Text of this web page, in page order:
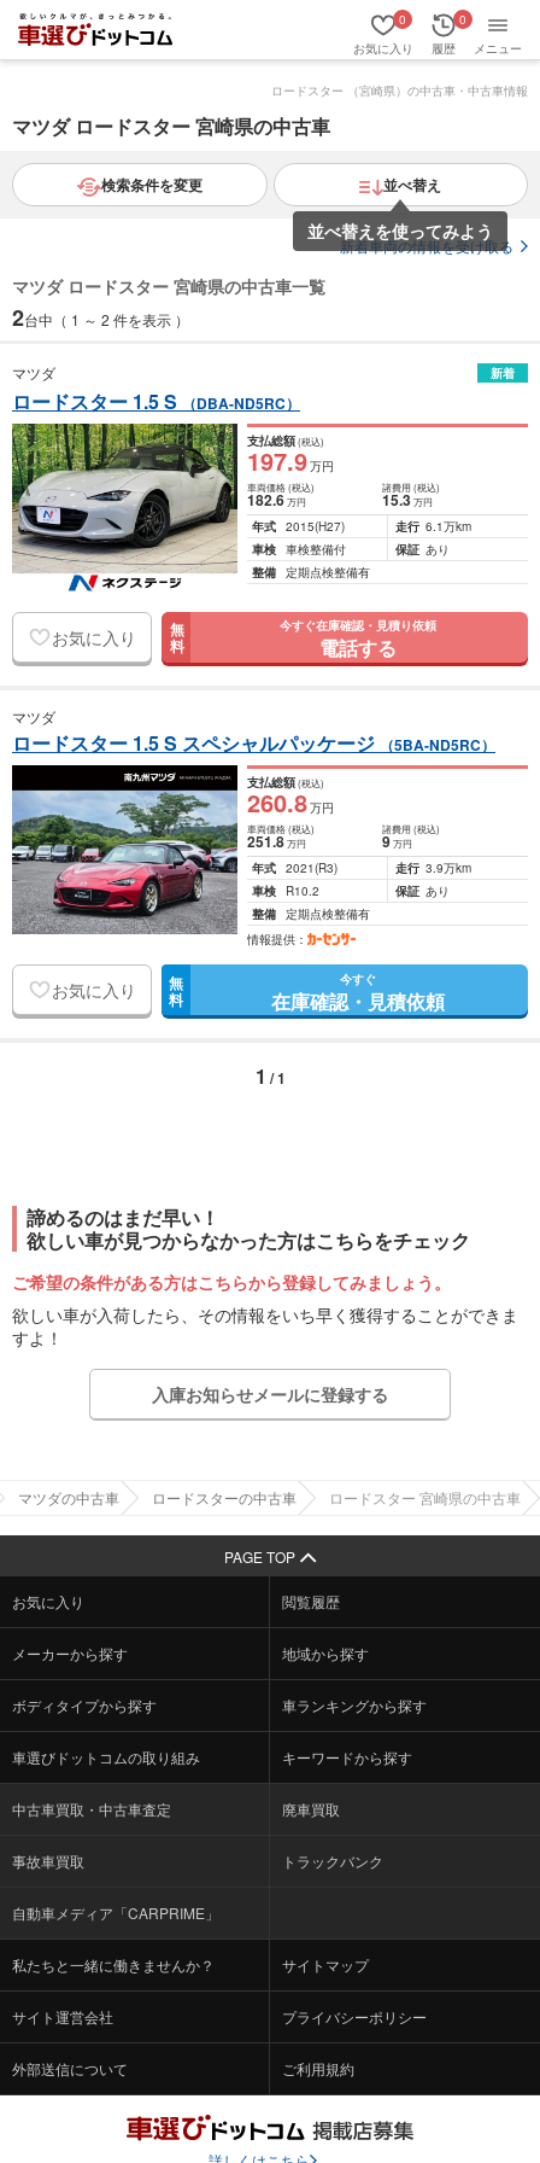
お気に入り
0
履歴
0
メニュー
ロードスター （宮崎県）の中古車・中古車情報
マツダ ロードスター 宮崎県の中古車
検索条件を変更 並べ替え
並べ替えを使ってみよう
新着車両の情報を受け取る
マツダ ロードスター 宮崎県の中古車一覧
2台中（ 1 ～ 2 件を表示 ）
マツダ 新着
ロードスター 1.5 S （DBA-ND5RC）
支払総額(税込)
197.9万円
車両価格(税込)
182.6万円
諸費用 (税込)
15.3 万円
年式 2015(H27) 走行 6.1万km
車検 車検整備付 保証 あり
整備 定期点検整備有
お気に入り 無
料
今すぐ在庫確認・見積り依頼
電話する
マツダ
ロードスター 1.5 S スペシャルパッケージ （5BA-ND5RC）
支払総額(税込)
260.8万円
車両価格(税込)
251.8万円
諸費用 (税込)
9 万円
年式 2021(R3) 走行 3.9万km
車検
R10.2 保証 あり
整備 定期点検整備有
情報提供：
お気に入り 無
料
今すぐ
在庫確認・見積依頼
1 / 1
諦めるのはまだ早い！
欲しい車が見つからなかった方はこちらをチェック
ご希望の条件がある方はこちらから登録してみましょう。
欲しい車が入荷したら、その情報をいち早く獲得することができま
すよ！
入庫お知らせメールに登録する
マツダの中古車 ロードスターの中古車 ロードスター 宮崎県の中古車
PAGE TOP
お気に入り 閲覧履歴
メーカーから探す 地域から探す
ボディタイプから探す 車ランキングから探す
車選びドットコムの取り組み キーワードから探す
中古車買取・中古車査定 廃車買取
事故車買取 トラックバンク
自動車メディア「CARPRIME」
私たちと一緒に働きませんか？ サイトマップ
サイト運営会社 プライバシーポリシー
外部送信について ご利用規約